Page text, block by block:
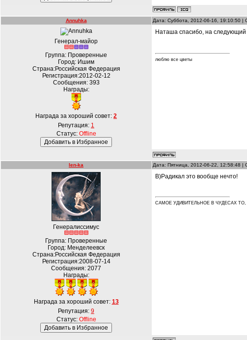
Annuhka Дата: Суббота, 2012-06-16, 19:10:50 |
Генерал-майор
Группа: Проверенные
Город: Ишим
Страна:Российская Федерация
Регистрация:2012-02-12
Сообщения: 393
Награды:
Награда за хороший совет: 2
Репутация: 1
Статус: Offline
Наташа спасибо, на следующий
люблю все цветы
len-ka Дата: Пятница, 2012-06-22, 12:58:48 |
Генералиссимус
Группа: Проверенные
Город: Менделеевск
Страна:Российская Федерация
Регистрация:2008-07-14
Сообщения: 2077
Награды:
Награда за хороший совет: 13
Репутация: 9
Статус: Offline
B)Радикал это вообще нечто!
САМОЕ УДИВИТЕЛЬНОЕ В ЧУДЕСАХ